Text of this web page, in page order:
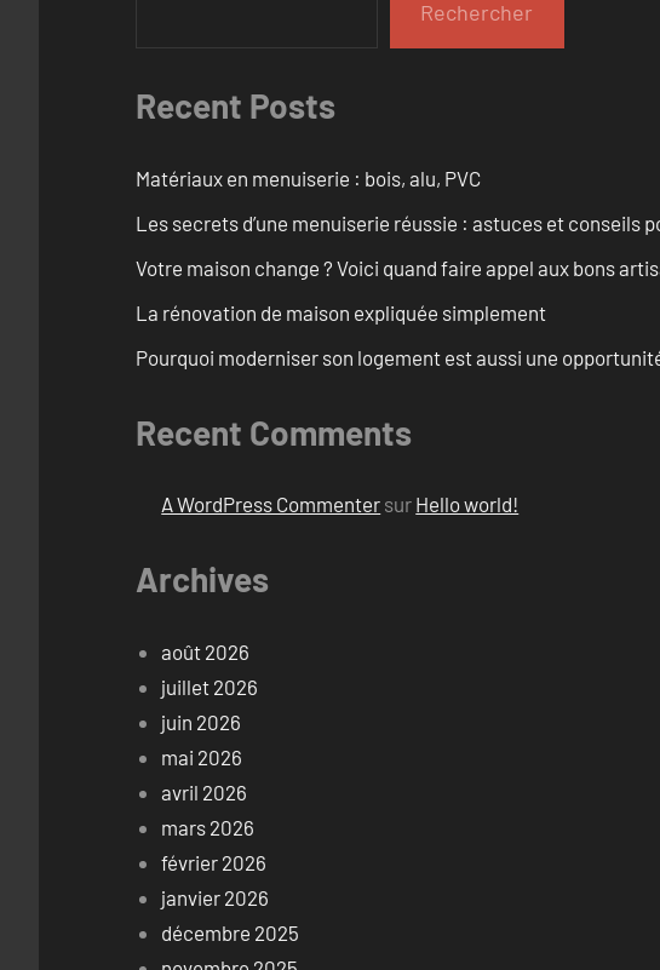
Rechercher
Recent Posts
Matériaux en menuiserie : bois, alu, PVC
Les secrets d’une menuiserie réussie : astuces et conseils
Votre maison change ? Voici quand faire appel aux bons
La rénovation de maison expliquée simplement
Pourquoi moderniser son logement est aussi une
Recent Comments
A WordPress Commenter sur Hello world!
Archives
août 2026
juillet 2026
juin 2026
mai 2026
avril 2026
mars 2026
février 2026
janvier 2026
décembre 2025